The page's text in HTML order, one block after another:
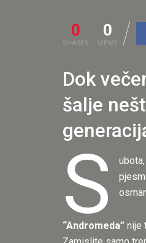
0
SHARES
0
VIEWS
Dok
šalje
S
“Andromeda” nije